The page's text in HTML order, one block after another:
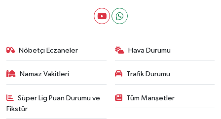
Nöbetçi Eczaneler Hava Durumu
Namaz Vakitleri Trafik Durumu
Süper Lig Puan Durumu ve
Fikstür
Tüm Manşetler